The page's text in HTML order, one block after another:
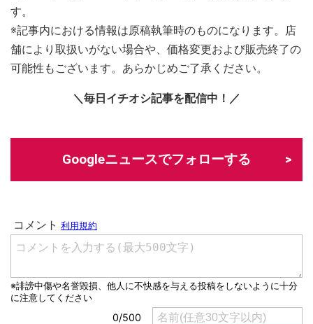
す。
※記事内における情報は原稿執筆時のものになります。店
舗により取扱いがない場合や、価格変更および販売終了の
可能性もございます。あらかじめご了承ください。
＼毎日イチオシ記事を配信中！／
Googleニュースでフォローする